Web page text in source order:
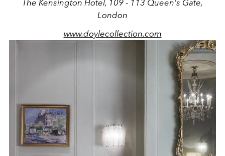
The Kensington Hotel, 109 - 113 Queen's Gate,
London
www.doylecollection.com